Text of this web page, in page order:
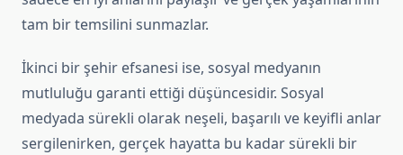
tam bir temsilini sunmazlar.
İkinci bir şehir efsanesi ise, sosyal medyanın
mutluluğu garanti ettiği düşüncesidir. Sosyal
medyada sürekli olarak neşeli, başarılı ve keyifli anlar
sergilenirken, gerçek hayatta bu kadar sürekli bir